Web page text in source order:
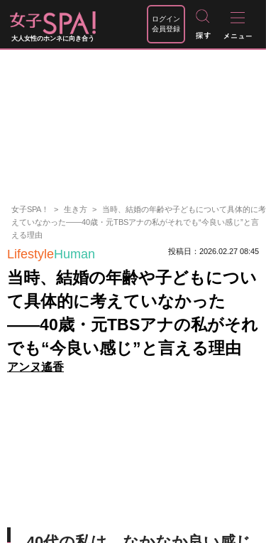
大人女性のホンネに向き合う
ログイン
会員登録
女子SPA！ 生き方
当時、結婚の年齢や子どもについて具体的に考
えていなかった――40歳・元TBSアナの私がそれでも“今良い感じ”と言
える理由
LifestyleHuman 投稿日：2026.02.27 08:45
当時、結婚の年齢や子どもについ
て具体的に考えていなかった
――40歳・元TBSアナの私がそれ
でも“今良い感じ”と言える理由
アンヌ遙香